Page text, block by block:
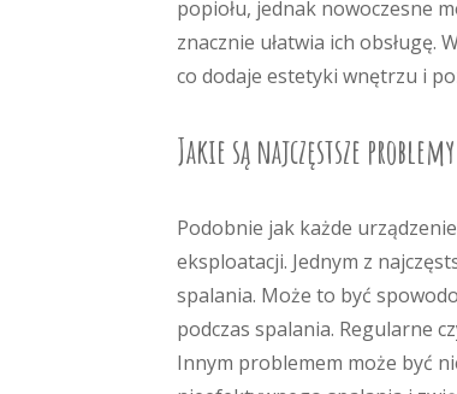
popiołu, jednak nowoczesne
znacznie ułatwia ich obsługę.
co dodaje estetyki wnętrzu i
Jakie są najczęstsze
Podobnie jak każde
eksploatacji. Jednym z
spalania. Może to być
podczas spalania. Regularne
Innym problemem może być